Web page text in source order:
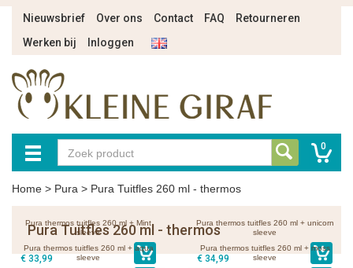
Nieuwsbrief Over ons Contact FAQ
Retourneren
Werken bij
Inloggen
0
Home > Pura > Pura Tuitfles 260 ml - thermos
Pura Tuitfles 260 ml - thermos
Pura thermos tuitfles 260 ml + Mint
sleeve
€ 33,99
Pura thermos tuitfles 260 ml + unicorn
sleeve
€ 34,99
Pura thermos tuitfles 260 ml + aqua
sleeve
Pura thermos tuitfles 260 ml + moss
sleeve